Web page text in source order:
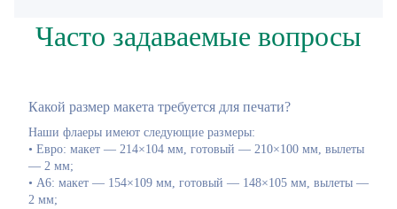
Часто задаваемые вопросы
Какой размер макета требуется для печати?
Наши флаеры имеют следующие размеры:
• Евро: макет — 214×104 мм, готовый — 210×100 мм, вылеты
— 2 мм;
• А6: макет — 154×109 мм, готовый — 148×105 мм, вылеты —
2 мм;